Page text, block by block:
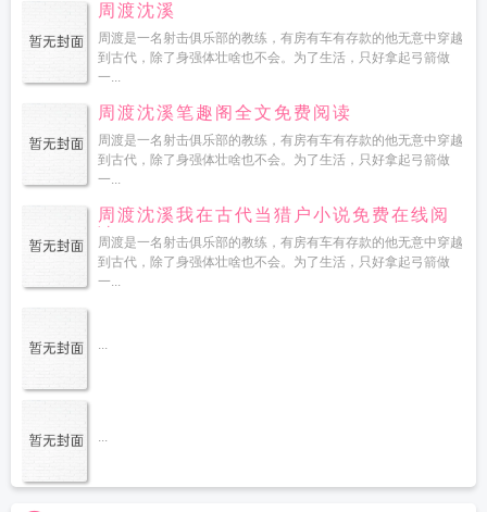
周渡沈溪
周渡是一名射击俱乐部的教练，有房有车有存款的他无意中穿越
到古代，除了身强体壮啥也不会。为了生活，只好拿起弓箭做
一...
周渡沈溪笔趣阁全文免费阅读
周渡是一名射击俱乐部的教练，有房有车有存款的他无意中穿越
到古代，除了身强体壮啥也不会。为了生活，只好拿起弓箭做
一...
周渡沈溪我在古代当猎户小说免费在线阅
读
周渡是一名射击俱乐部的教练，有房有车有存款的他无意中穿越
到古代，除了身强体壮啥也不会。为了生活，只好拿起弓箭做
一...
...
...